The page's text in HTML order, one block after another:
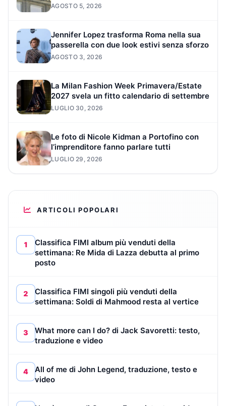
AGOSTO 5, 2026
Jennifer Lopez trasforma Roma nella sua
passerella con due look estivi senza sforzo
AGOSTO 3, 2026
La Milan Fashion Week Primavera/Estate
2027 svela un fitto calendario di settembre
LUGLIO 30, 2026
Le foto di Nicole Kidman a Portofino con
l’imprenditore fanno parlare tutti
LUGLIO 29, 2026
ARTICOLI POPOLARI
1
Classifica FIMI album più venduti della
settimana: Re Mida di Lazza debutta al primo
posto
2
Classifica FIMI singoli più venduti della
settimana: Soldi di Mahmood resta al vertice
3
What more can I do? di Jack Savoretti: testo,
traduzione e video
4
All of me di John Legend, traduzione, testo e
video